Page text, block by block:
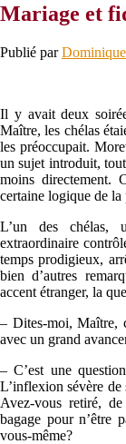
Mariage et
Publié parDominique
Il y avait deux
Maître, les chélas
les préoccupait.
un sujet introduit,
moins directement.
certaine logique de la
L’un des chélas,
extraordinaire
temps prodigieux,
bien d’autres
accent étranger, la
– Dites-moi, Maître,
avec un grand
– C’est une
L’inflexion sévère
Avez-vous retiré, de
bagage pour n’être
vous-même?